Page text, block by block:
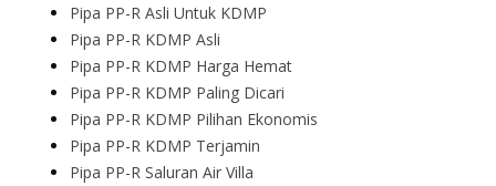
Pipa PP-R Asli Untuk KDMP
Pipa PP-R KDMP Asli
Pipa PP-R KDMP Harga Hemat
Pipa PP-R KDMP Paling Dicari
Pipa PP-R KDMP Pilihan Ekonomis
Pipa PP-R KDMP Terjamin
Pipa PP-R Saluran Air Villa